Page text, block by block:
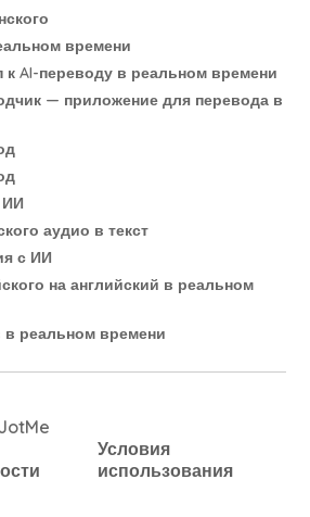
времени
AI-переводу в реальном времени
— приложение для перевода в
ИИ
аудио в текст
с ИИ
на английский в реальном
в реальном времени
Условия
использования